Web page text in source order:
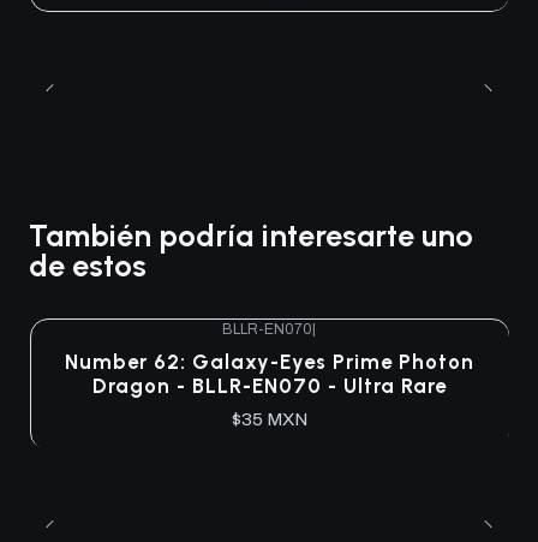
También podría interesarte uno
de estos
Agotado
BLLR-EN070|
Number 62: Galaxy-Eyes Prime Photon
Dragon - BLLR-EN070 - Ultra Rare
$35 MXN